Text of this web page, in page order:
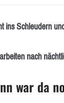
ins Schleudern
nach
war da